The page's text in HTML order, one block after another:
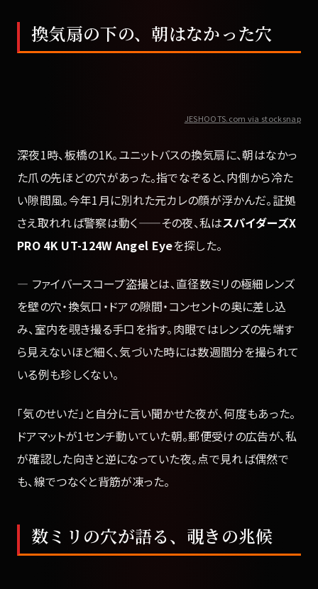
換気扇の下の、朝はなかった穴
JESHOOTS.com via stocksnap
深夜1時、板橋の1K。ユニットバスの換気扇に、朝はなかっ
た爪の先ほどの穴があった。指でなぞると、内側から冷た
い隙間風。今年1月に別れた元カレの顔が浮かんだ。証拠
さえ取れれば警察は動く——その夜、私はスパイダーズX
PRO 4K UT-124W Angel Eyeを探した。
— ファイバースコープ盗撮とは、直径数ミリの極細レンズ
を壁の穴・換気口・ドアの隙間・コンセントの奥に差し込
み、室内を覗き撮る手口を指す。肉眼ではレンズの先端す
ら見えないほど細く、気づいた時には数週間分を撮られて
いる例も珍しくない。
「気のせいだ」と自分に言い聞かせた夜が、何度もあった。
ドアマットが1センチ動いていた朝。郵便受けの広告が、私
が確認した向きと逆になっていた夜。点で見れば偶然で
も、線でつなぐと背筋が凍った。
数ミリの穴が語る、覗きの兆候